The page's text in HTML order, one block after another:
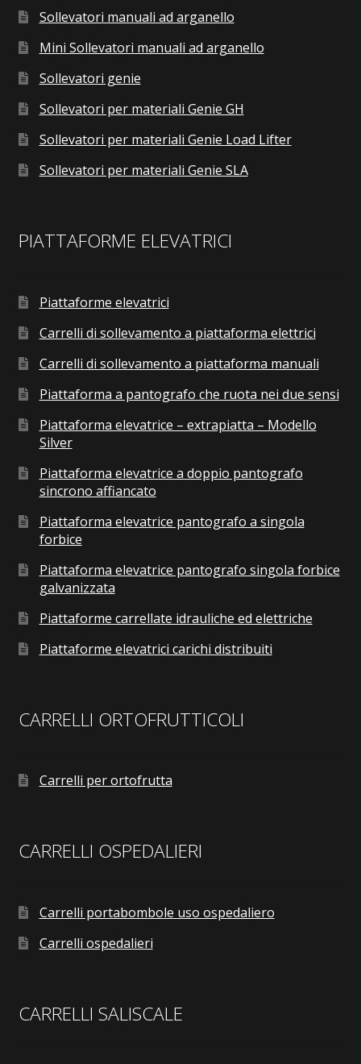
Sollevatori manuali ad arganello
Mini Sollevatori manuali ad arganello
Sollevatori genie
Sollevatori per materiali Genie GH
Sollevatori per materiali Genie Load Lifter
Sollevatori per materiali Genie SLA
PIATTAFORME ELEVATRICI
Piattaforme elevatrici
Carrelli di sollevamento a piattaforma elettrici
Carrelli di sollevamento a piattaforma manuali
Piattaforma a pantografo che ruota nei due sensi
Piattaforma elevatrice – extrapiatta – Modello
Silver
Piattaforma elevatrice a doppio pantografo
sincrono affiancato
Piattaforma elevatrice pantografo a singola
forbice
Piattaforma elevatrice pantografo singola forbice
galvanizzata
Piattaforme carrellate idrauliche ed elettriche
Piattaforme elevatrici carichi distribuiti
CARRELLI ORTOFRUTTICOLI
Carrelli per ortofrutta
CARRELLI OSPEDALIERI
Carrelli portabombole uso ospedaliero
Carrelli ospedalieri
CARRELLI SALISCALE